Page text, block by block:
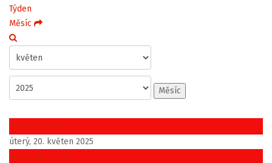
Týden
Měsíc
Měsíc
Předchozí den
úterý, 20. květen 2025
Následující den